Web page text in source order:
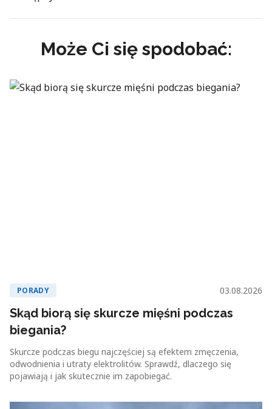
Może Ci się spodobać:
PORADY 03.08.2026
Skąd biorą się skurcze mięśni podczas
biegania?
Skurcze podczas biegu najczęściej są efektem zmęczenia,
odwodnienia i utraty elektrolitów. Sprawdź, dlaczego się
pojawiają i jak skutecznie im zapobiegać.